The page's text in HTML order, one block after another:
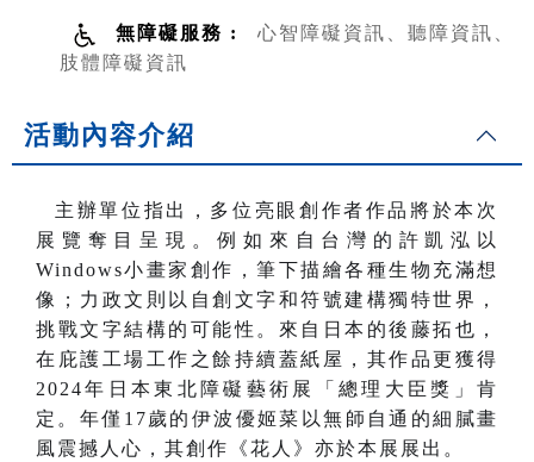
無障礙服務 :
心智障礙資訊、聽障資訊、
肢體障礙資訊
活動內容介紹
主辦單位指出，多位亮眼創作者作品將於本次
展覽奪目呈現。例如來自台灣的許凱泓以
Windows小畫家創作，筆下描繪各種生物充滿想
像；力政文則以自創文字和符號建構獨特世界，
挑戰文字結構的可能性。來自日本的後藤拓也，
在庇護工場工作之餘持續蓋紙屋，其作品更獲得
2024年日本東北障礙藝術展「總理大臣獎」肯
定。年僅17歲的伊波優姬菜以無師自通的細膩畫
風震撼人心，其創作《花人》亦於本展展出。